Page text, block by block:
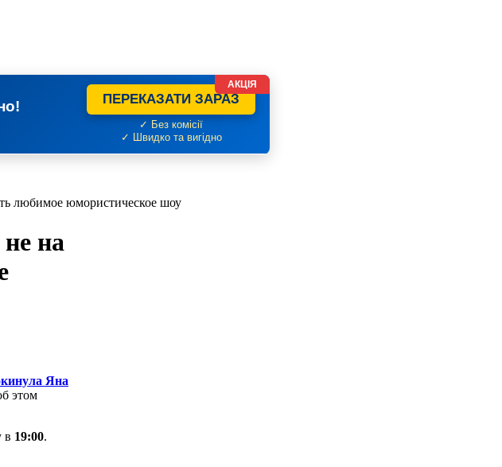
ПЕРЕКАЗАТИ ЗАРАЗ
✓ Без комісії
✓ Швидко та вигідно
АКЦІЯ
любимое юмористическое шоу
на
Яна
этом
в 19:00.